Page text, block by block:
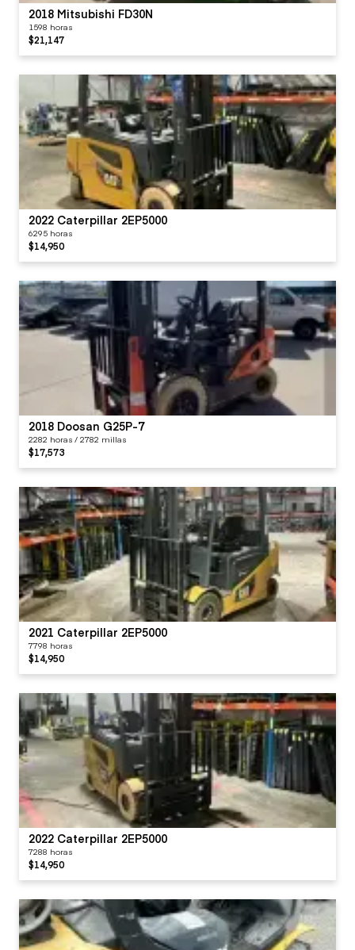
2018 Mitsubishi FD30N
1598 horas
$21,147
2022 Caterpillar 2EP5000
6295 horas
$14,950
2018 Doosan G25P-7
2282 horas / 2782 millas
$17,573
2021 Caterpillar 2EP5000
7798 horas
$14,950
2022 Caterpillar 2EP5000
7288 horas
$14,950